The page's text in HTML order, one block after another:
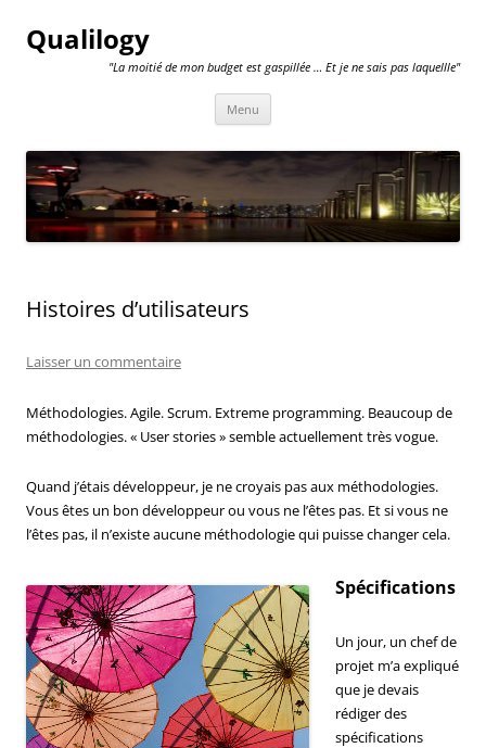
Qualilogy
"La moitié de mon budget est gaspillée … Et je ne sais pas laquellle"
Menu
Histoires d’utilisateurs
Laisser un commentaire
Méthodologies. Agile. Scrum. Extreme programming. Beaucoup de
méthodologies. « User stories » semble actuellement très vogue.
Quand j’étais développeur, je ne croyais pas aux méthodologies.
Vous êtes un bon développeur ou vous ne l’êtes pas. Et si vous ne
l’êtes pas, il n’existe aucune méthodologie qui puisse changer cela.
Spécifications
Un jour, un chef de
projet m’a expliqué
que je devais
rédiger des
spécifications